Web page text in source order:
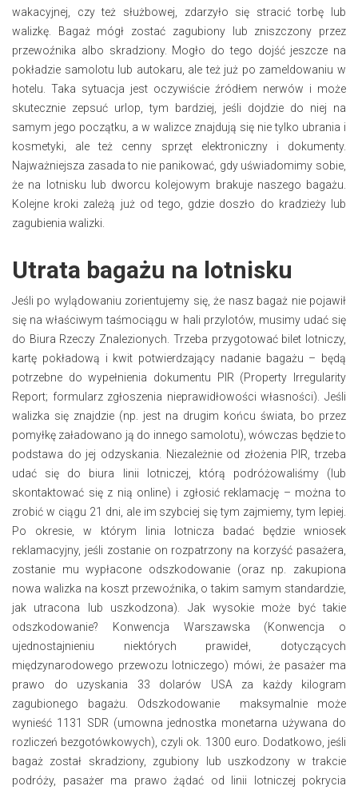
wakacyjnej, czy też służbowej, zdarzyło się stracić torbę lub
walizkę. Bagaż mógł zostać zagubiony lub zniszczony przez
przewoźnika albo skradziony. Mogło do tego dojść jeszcze na
pokładzie samolotu lub autokaru, ale też już po zameldowaniu w
hotelu. Taka sytuacja jest oczywiście źródłem nerwów i może
skutecznie zepsuć urlop, tym bardziej, jeśli dojdzie do niej na
samym jego początku, a w walizce znajdują się nie tylko ubrania i
kosmetyki, ale też cenny sprzęt elektroniczny i dokumenty.
Najważniejsza zasada to nie panikować, gdy uświadomimy sobie,
że na lotnisku lub dworcu kolejowym brakuje naszego bagażu.
Kolejne kroki zależą już od tego, gdzie doszło do kradzieży lub
zagubienia walizki.
Utrata bagażu na lotnisku
Jeśli po wylądowaniu zorientujemy się, że nasz bagaż nie pojawił
się na właściwym taśmociągu w hali przylotów, musimy udać się
do Biura Rzeczy Znalezionych. Trzeba przygotować bilet lotniczy,
kartę pokładową i kwit potwierdzający nadanie bagażu – będą
potrzebne do wypełnienia dokumentu PIR (Property Irregularity
Report; formularz zgłoszenia nieprawidłowości własności). Jeśli
walizka się znajdzie (np. jest na drugim końcu świata, bo przez
pomyłkę załadowano ją do innego samolotu), wówczas będzie to
podstawa do jej odzyskania. Niezależnie od złożenia PIR, trzeba
udać się do biura linii lotniczej, którą podróżowaliśmy (lub
skontaktować się z nią online) i zgłosić reklamację – można to
zrobić w ciągu 21 dni, ale im szybciej się tym zajmiemy, tym lepiej.
Po okresie, w którym linia lotnicza badać będzie wniosek
reklamacyjny, jeśli zostanie on rozpatrzony na korzyść pasażera,
zostanie mu wypłacone odszkodowanie (oraz np. zakupiona
nowa walizka na koszt przewoźnika, o takim samym standardzie,
jak utracona lub uszkodzona). Jak wysokie może być takie
odszkodowanie? Konwencja Warszawska (Konwencja o
ujednostajnieniu niektórych prawideł, dotyczących
międzynarodowego przewozu lotniczego) mówi, że pasażer ma
prawo do uzyskania 33 dolarów USA za każdy kilogram
zagubionego bagażu. Odszkodowanie maksymalnie może
wynieść 1131 SDR (umowna jednostka monetarna używana do
rozliczeń bezgotówkowych), czyli ok. 1300 euro. Dodatkowo, jeśli
bagaż został skradziony, zgubiony lub uszkodzony w trakcie
podróży, pasażer ma prawo żądać od linii lotniczej pokrycia